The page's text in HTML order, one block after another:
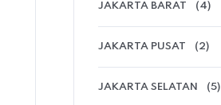
JAKARTA BARAT (4)
JAKARTA PUSAT (2)
JAKARTA SELATAN (5)